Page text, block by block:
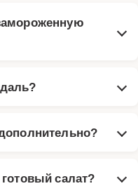
салат?